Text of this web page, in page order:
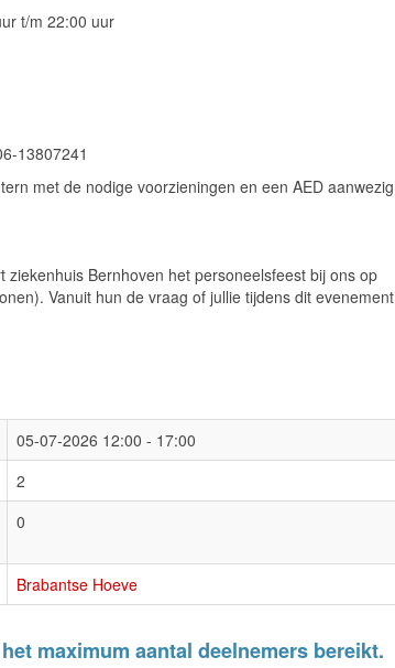
t/m 22:00 uur
13807241
met de nodige voorzieningen en een AED aanwezig
ziekenhuis Bernhoven het personeelsfeest bij ons op
Vanuit hun de vraag of jullie tijdens dit evenement
05-07-2026 12:00 - 17:00
2
0
Brabantse Hoeve
maximum aantal deelnemers bereikt.